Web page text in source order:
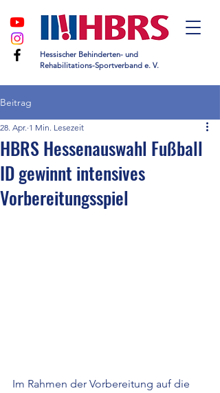
Hessischer Behinderten- und
Rehabilitations-Sportverband e. V.
Beitrag
HBRS Hessenauswahl Fußball
ID gewinnt intensives
Vorbereitungsspiel
28. Apr. 1 Min. Lesezeit
Im Rahmen der Vorbereitung auf die